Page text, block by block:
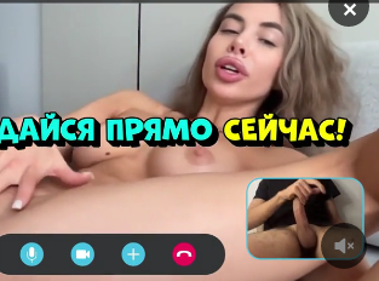
Голые стриптизерши бразерс ✕